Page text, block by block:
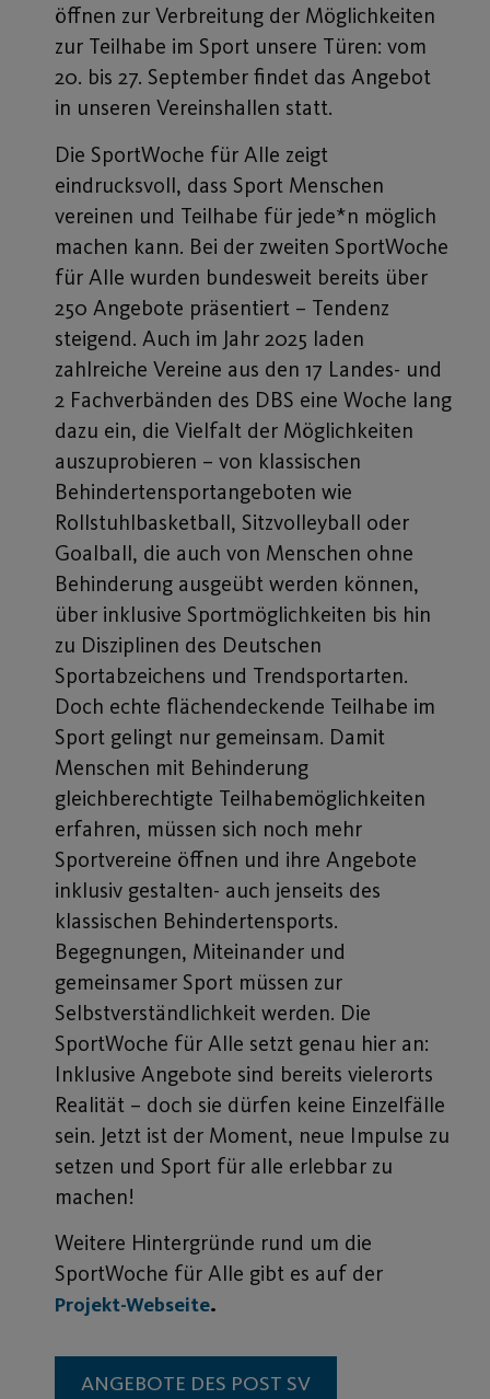
öffnen zur Verbreitung der Möglichkeiten
zur Teilhabe im Sport unsere Türen: vom
20. bis 27. September findet das Angebot
in unseren Vereinshallen statt.
Die SportWoche für Alle zeigt
eindrucksvoll, dass Sport Menschen
vereinen und Teilhabe für jede*n möglich
machen kann. Bei der zweiten SportWoche
für Alle wurden bundesweit bereits über
250 Angebote präsentiert – Tendenz
steigend. Auch im Jahr 2025 laden
zahlreiche Vereine aus den 17 Landes- und
2 Fachverbänden des DBS eine Woche lang
dazu ein, die Vielfalt der Möglichkeiten
auszuprobieren – von klassischen
Behindertensportangeboten wie
Rollstuhlbasketball, Sitzvolleyball oder
Goalball, die auch von Menschen ohne
Behinderung ausgeübt werden können,
über inklusive Sportmöglichkeiten bis hin
zu Disziplinen des Deutschen
Sportabzeichens und Trendsportarten.
Doch echte flächendeckende Teilhabe im
Sport gelingt nur gemeinsam. Damit
Menschen mit Behinderung
gleichberechtigte Teilhabemöglichkeiten
erfahren, müssen sich noch mehr
Sportvereine öffnen und ihre Angebote
inklusiv gestalten- auch jenseits des
klassischen Behindertensports.
Begegnungen, Miteinander und
gemeinsamer Sport müssen zur
Selbstverständlichkeit werden. Die
SportWoche für Alle setzt genau hier an:
Inklusive Angebote sind bereits vielerorts
Realität – doch sie dürfen keine Einzelfälle
sein. Jetzt ist der Moment, neue Impulse zu
setzen und Sport für alle erlebbar zu
machen!
Weitere Hintergründe rund um die
SportWoche für Alle gibt es auf der
Projekt-Webseite.
ANGEBOTE DES POST SV